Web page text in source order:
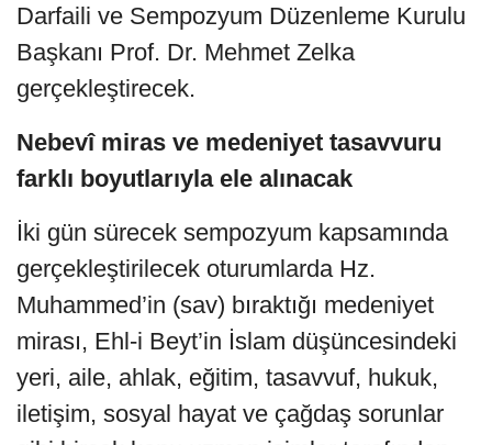
Darfaili ve Sempozyum Düzenleme Kurulu
Başkanı Prof. Dr. Mehmet Zelka
gerçekleştirecek.
Nebevî miras ve medeniyet tasavvuru
farklı boyutlarıyla ele alınacak
İki gün sürecek sempozyum kapsamında
gerçekleştirilecek oturumlarda Hz.
Muhammed’in (sav) bıraktığı medeniyet
mirası, Ehl-i Beyt’in İslam düşüncesindeki
yeri, aile, ahlak, eğitim, tasavvuf, hukuk,
iletişim, sosyal hayat ve çağdaş sorunlar